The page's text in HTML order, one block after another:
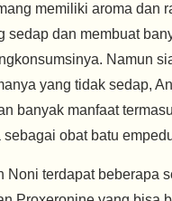
memiliki aroma dan
sedap dan membuat
Namun
yang tidak sedap,
banyak manfaat
sebagai obat batu
Noni terdapat beberapa